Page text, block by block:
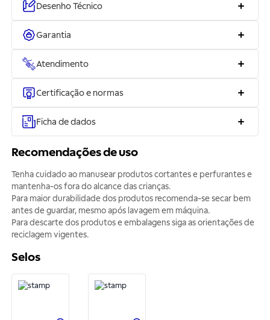
Desenho Técnico
Garantia
Atendimento
Certificação e normas
Ficha de dados
Recomendações de uso
Tenha cuidado ao manusear produtos cortantes e perfurantes e
mantenha-os fora do alcance das crianças.
Para maior durabilidade dos produtos recomenda-se secar bem
antes de guardar, mesmo após lavagem em máquina.
Para descarte dos produtos e embalagens siga as orientações de
reciclagem vigentes.
Selos